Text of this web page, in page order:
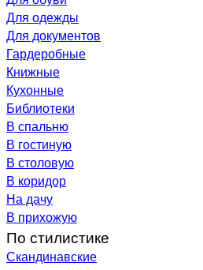
Для одежды
Для документов
Гардеробные
Книжные
Кухонные
Библиотеки
В спальню
В гостиную
В столовую
В коридор
На дачу
В прихожую
По стилистике
Скандинавские